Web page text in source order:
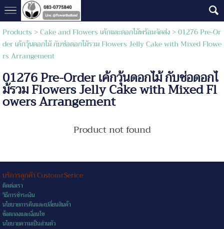
Products >Cake and Flowers เค้กและดอกไม้พร้อมจัดส่ง> 01276 Pre-Or
der เค้กวุ้นดอกไม้ กับช่อดอกไม้รวม Flowers Jelly Cake with Mixed Flowe
rs Arrangement
01276 Pre-Order เค้กวุ้นดอกไม้ กับช่อดอกไ
ม้รวม Flowers Jelly Cake with Mixed Fl
owers Arrangement
Product not found
บริการลูกค้า CustomrSerice
ติดต่อเรา
วิธีการชำระเงิน
นโยบายการคืนและเปลี่ยนสินค้า
ข้อตกลงและเงื่อนไข
นโยบายความเป็นส่วนตัว